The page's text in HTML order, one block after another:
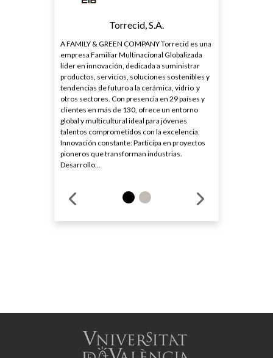
Torrecid, S.A.
A FAMILY & GREEN COMPANY Torrecid es una
empresa Familiar Multinacional Globalizada
líder en innovación, dedicada a suministrar
productos, servicios, soluciones sostenibles y
tendencias de futuro a la cerámica, vidrio y
otros sectores. Con presencia en 29 países y
clientes en más de 130, ofrece un entorno
global y multicultural ideal para jóvenes
talentos comprometidos con la excelencia.
Innovación constante: Participa en proyectos
pioneros que transforman industrias.
Desarrollo...